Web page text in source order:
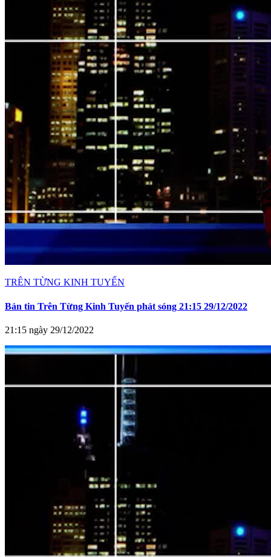
TRÊN TỪNG KINH TUYẾN
Bản tin Trên Từng Kinh Tuyến phát sóng 21:15 29/12/2022
21:15 ngày 29/12/2022